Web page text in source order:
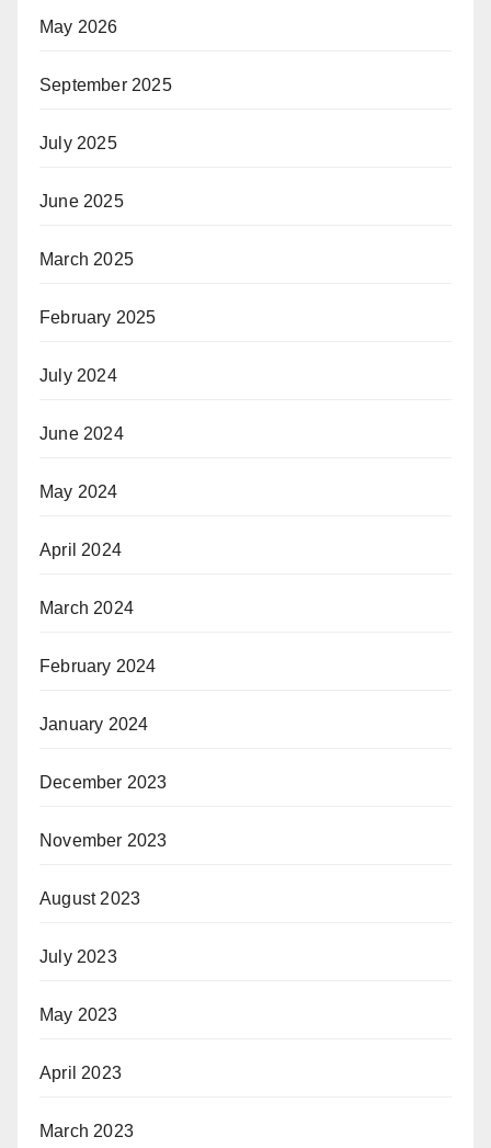
May 2026
September 2025
July 2025
June 2025
March 2025
February 2025
July 2024
June 2024
May 2024
April 2024
March 2024
February 2024
January 2024
December 2023
November 2023
August 2023
July 2023
May 2023
April 2023
March 2023